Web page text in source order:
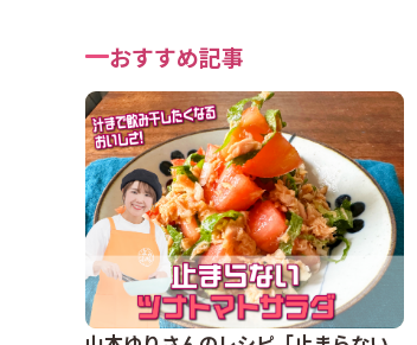
おすすめ記事